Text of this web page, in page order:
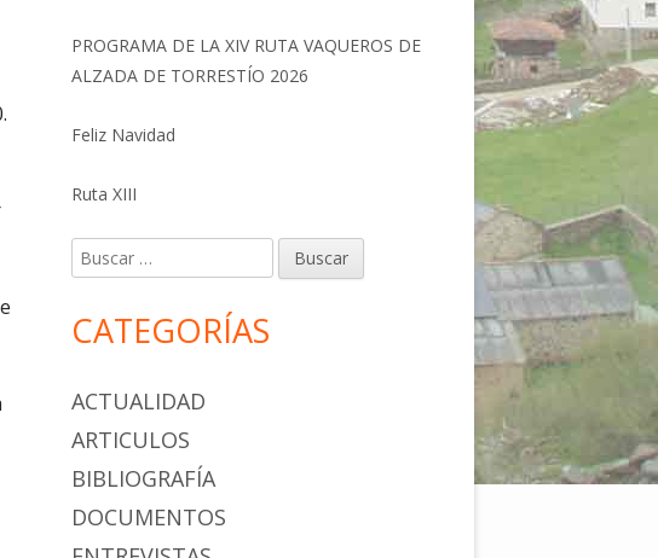
PROGRAMA DE LA XIV RUTA VAQUEROS DE
ALZADA DE TORRESTÍO 2026
Feliz Navidad
Ruta XIII
Buscar:
CATEGORÍAS
ACTUALIDAD
ARTICULOS
BIBLIOGRAFÍA
DOCUMENTOS